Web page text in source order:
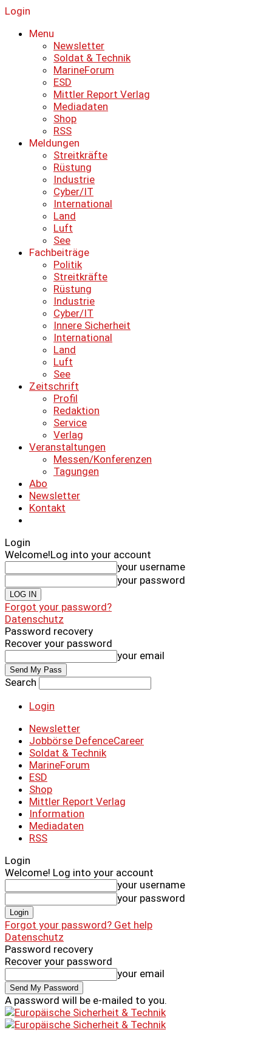
Login
Menu
Newsletter
Soldat & Technik
MarineForum
ESD
Mittler Report Verlag
Mediadaten
Shop
RSS
Meldungen
Streitkräfte
Rüstung
Industrie
Cyber/IT
International
Land
Luft
See
Fachbeiträge
Politik
Streitkräfte
Rüstung
Industrie
Cyber/IT
Innere Sicherheit
International
Land
Luft
See
Zeitschrift
Profil
Redaktion
Service
Verlag
Veranstaltungen
Messen/Konferenzen
Tagungen
Abo
Newsletter
Kontakt
Login
Welcome!Log into your account
your username
your password
Forgot your password?
Datenschutz
Password recovery
Recover your password
your email
Search
Login
Newsletter
Jobbörse DefenceCareer
Soldat & Technik
MarineForum
ESD
Shop
Mittler Report Verlag
Information
Mediadaten
RSS
Login
Welcome! Log into your account
your username
your password
Forgot your password? Get help
Datenschutz
Password recovery
Recover your password
your email
A password will be e-mailed to you.